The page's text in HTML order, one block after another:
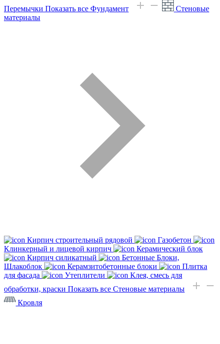
Перемычки Показать все Фундамент
Стеновые
материалы
Кирпич строительный рядовой
Газобетон
Клинкерный и лицевой кирпич
Керамический блок
Кирпич силикатный
Бетонные Блоки,
Шлакоблок
Керамзитобетонные блоки
Плитка
для фасада
Утеплители
Клея, смесь для
обработки, краски Показать все Стеновые материалы
Кровля